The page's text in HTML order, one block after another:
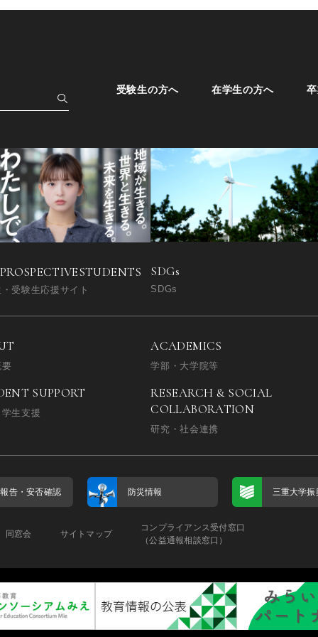
受験生の方へ 在学生の方へ
STUDENTS
受験生応援サイト
SDGs
SDGs
要
ACADEMICS
学部・大学院等
SUPPORT
生支援
RESEARCH & SOCIAL
COLLABORATION
研究・社会連携
告・安否確認 防災情報 三重大学振
同窓会 サイトマップ
コンプライアンス受付窓口
（公益通報相談窓口）